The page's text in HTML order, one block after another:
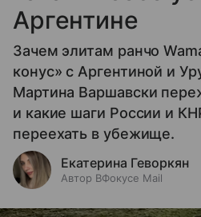
Аргентине
Зачем элитам ранчо
конус» с Аргентиной и
Мартина Варшавски
и какие шаги России и
переехать в убежище.
Екатерина Геворкян
Автор ВФокусе Mail